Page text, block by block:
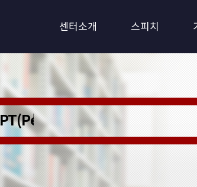
센터소개 스피치
PT(Personer Training: 퍼스널 트